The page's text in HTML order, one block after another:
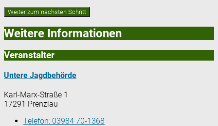
Weitere Informationen
Veranstalter
Untere Jagdbehörde
Karl-Marx-Straße 1
17291 Prenzlau
Telefon: 03984 70-1368